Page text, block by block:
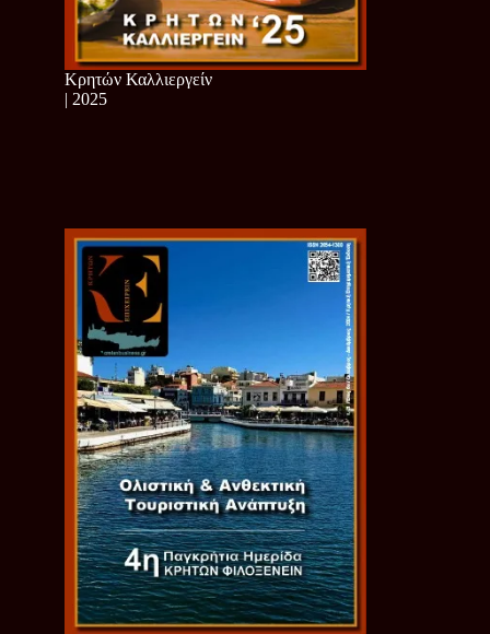
Κρητών Καλλιεργείν
| 2025